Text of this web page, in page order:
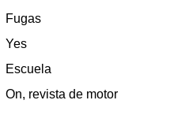
Fugas
Yes
Escuela
On, revista de motor